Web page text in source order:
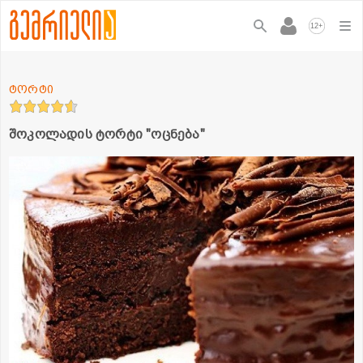
12+
შოკოლადის ტორტი "ოცნება"
ტორტი